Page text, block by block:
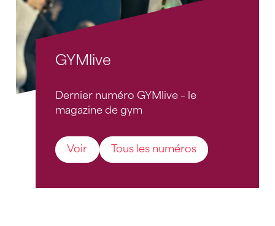
GYMlive
Dernier numéro GYMlive – le
magazine de gym
Voir Tous les numéros